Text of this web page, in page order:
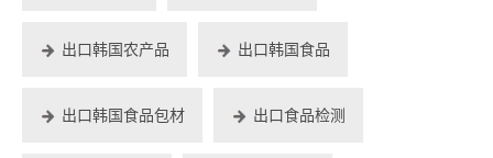
出口韩国农产品 出口韩国食品
出口韩国食品包材 出口食品检测